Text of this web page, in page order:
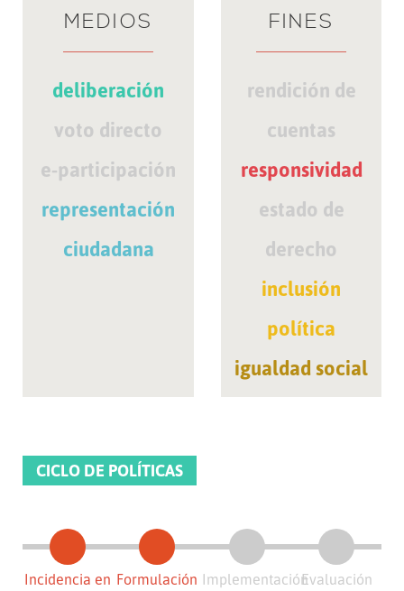
MEDIOS
deliberación
voto directo
e-participación
representación
ciudadana
FINES
rendición de
cuentas
responsividad
estado de
derecho
inclusión
política
igualdad social
CICLO DE POLÍTICAS
Incidencia en Formulación ImplementaciónEvaluación